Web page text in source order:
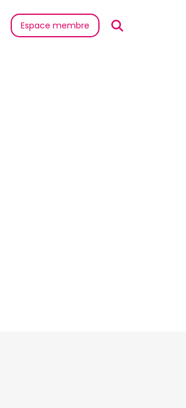
Espace membre